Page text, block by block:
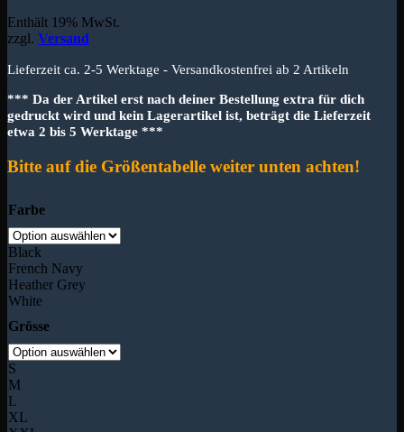
Enthält 19% MwSt.
zzgl. Versand
Lieferzeit ca. 2-5 Werktage - Versandkostenfrei ab 2 Artikeln
*** Da der Artikel erst nach deiner Bestellung extra für dich
gedruckt wird und kein Lagerartikel ist, beträgt die Lieferzeit
etwa 2 bis 5 Werktage ***
Bitte auf die Größentabelle weiter unten achten!
Farbe
Black
French Navy
Heather Grey
White
Grösse
S
M
L
XL